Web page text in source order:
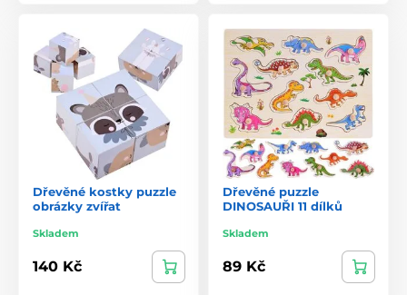
Dřevěné kostky puzzle
obrázky zvířat
Skladem
140 Kč
Dřevěné puzzle
DINOSAUŘI 11 dílků
Skladem
89 Kč